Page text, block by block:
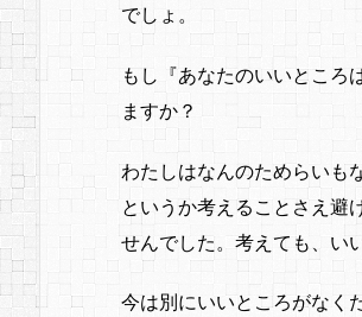
でしょ。
もし『あなたのいいところ
ますか？
わたしはなんのためらいも
というか考えることさえ避
せんでした。考えても、い
今は別にいいところがなく